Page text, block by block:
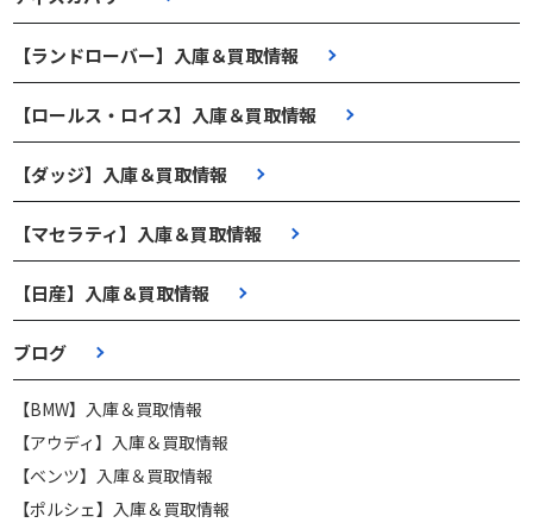
【ランドローバー】入庫＆買取情報
【ロールス・ロイス】入庫＆買取情報
【ダッジ】入庫＆買取情報
【マセラティ】入庫＆買取情報
【日産】入庫＆買取情報
ブログ
【BMW】入庫＆買取情報
【アウディ】入庫＆買取情報
【ベンツ】入庫＆買取情報
【ポルシェ】入庫＆買取情報